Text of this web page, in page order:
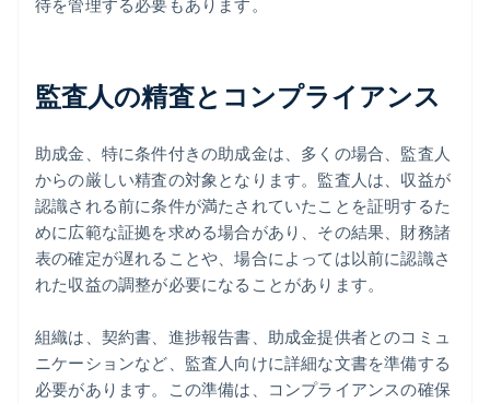
待を管理する必要もあります。
監査人の精査とコンプライアンス
助成金、特に条件付きの助成金は、多くの場合、監査人
からの厳しい精査の対象となります。監査人は、収益が
認識される前に条件が満たされていたことを証明するた
めに広範な証拠を求める場合があり、その結果、財務諸
表の確定が遅れることや、場合によっては以前に認識さ
れた収益の調整が必要になることがあります。
組織は、契約書、進捗報告書、助成金提供者とのコミュ
ニケーションなど、監査人向けに詳細な文書を準備する
必要があります。この準備は、コンプライアンスの確保